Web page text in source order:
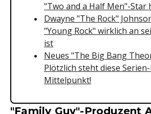
"Two and a Half Men"-Star
Dwayne "The Rock"
"Young Rock" wirklich an
ist
Neues "The Big Bang
Plötzlich steht diese
Mittelpunkt!
"Family Guy"-Produzent